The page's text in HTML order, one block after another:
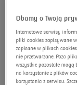
Omnibus
Dbamy o Twoją
Internetowe serwisy
pliki cookies zapisywane
zapisane w plikach
nie przetwarzane. Poza
wszystkie pozostałe
na korzystanie z plików
korzystania z serwisu.